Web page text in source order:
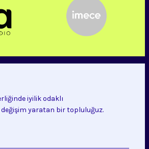
iyilik odaklı
yaratan bir topluluğuz.